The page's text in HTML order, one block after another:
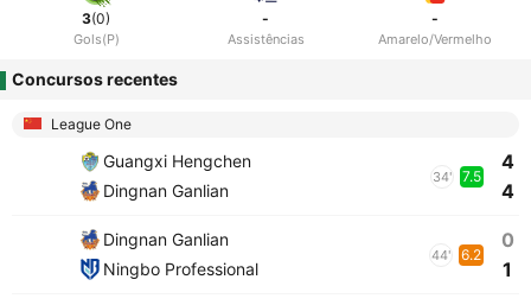
3(0)
Gols(P)
-
Assistências
-
Amarelo/Vermelho
Concursos recentes
League One
Guangxi Hengchen
Dingnan Ganlian
34' 7.5
4
4
Dingnan Ganlian
Ningbo Professional
44' 6.2
0
1